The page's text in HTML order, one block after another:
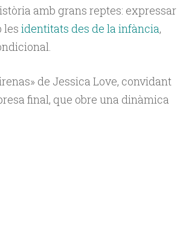
amb grans reptes: expressar
les identitats des de la infància,
de Jessica Love, convidant
final, que obre una dinàmica